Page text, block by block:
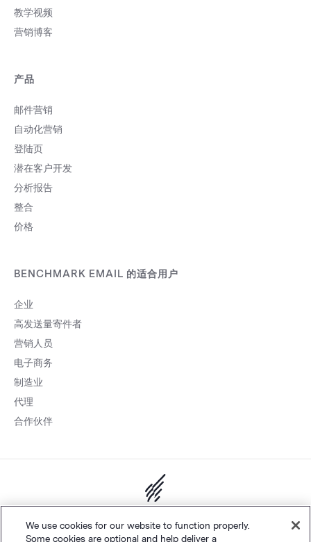
教学视频
营销博客
产品
邮件营销
自动化营销
登陆页
潜在客户开发
分析报告
整合
价格
BENCHMARK EMAIL 的适合用户
企业
高发送量寄件者
营销人员
电子商务
制造业
代理
合作伙伴
We use cookies for our website to function properly.
Some cookies are optional and help deliver a